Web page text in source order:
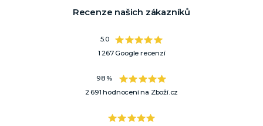
Recenze našich zákazníků
5.0
1 267 Google recenzí
98 %
2 691 hodnocení na Zboží.cz